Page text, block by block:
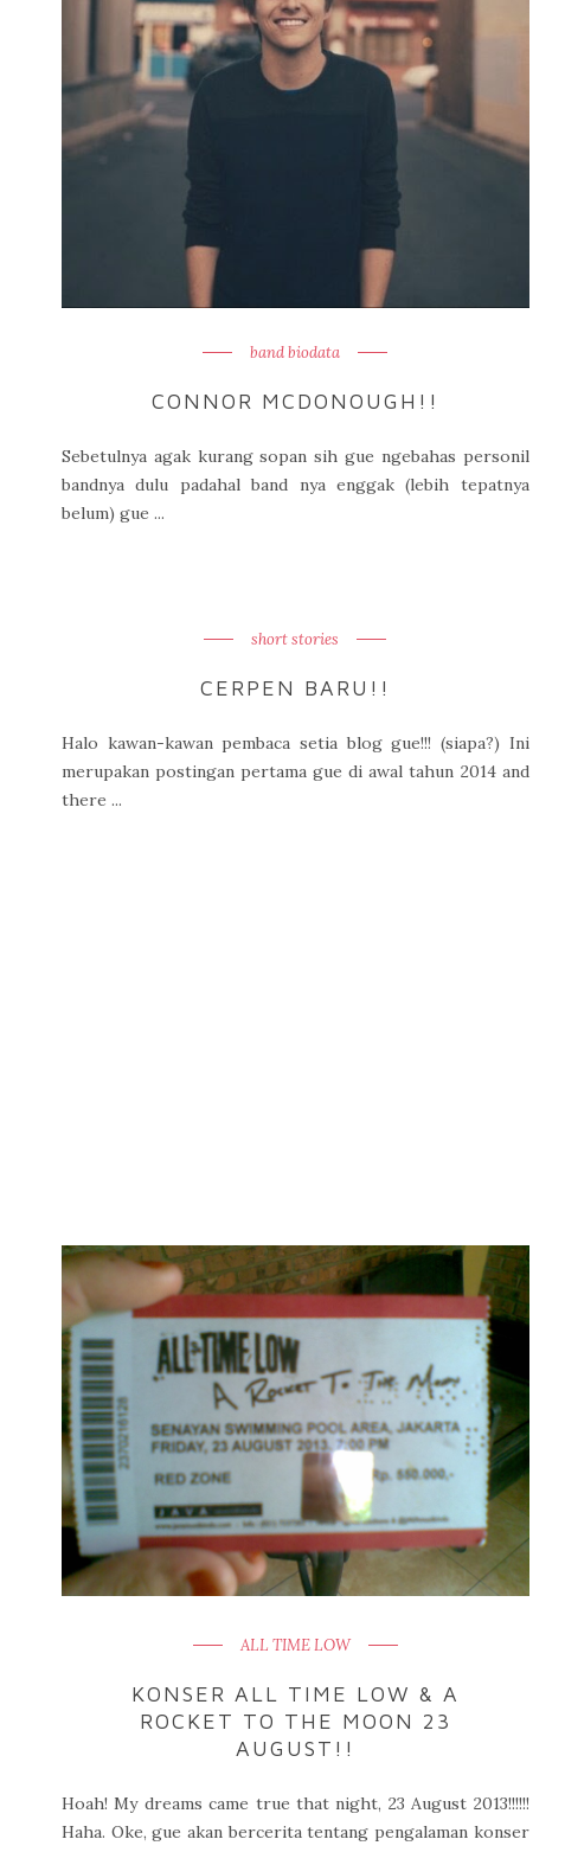
band biodata
CONNOR MCDONOUGH!!
Sebetulnya agak kurang sopan sih gue ngebahas personil
bandnya dulu padahal band nya enggak (lebih tepatnya
belum) gue ...
short stories
CERPEN BARU!!
Halo kawan-kawan pembaca setia blog gue!!! (siapa?) Ini
merupakan postingan pertama gue di awal tahun 2014 and
there ...
ALL TIME LOW
KONSER ALL TIME LOW & A
ROCKET TO THE MOON 23
AUGUST!!
Hoah! My dreams came true that night, 23 August 2013!!!!!!
Haha. Oke, gue akan bercerita tentang pengalaman konser